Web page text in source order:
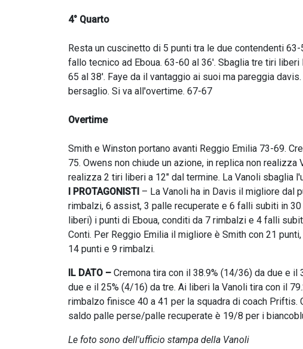
4° Quarto
Resta un cuscinetto di 5 punti tra le due contendenti
fallo tecnico ad Eboua. 63-60 al 36'. Sbaglia tre tiri
65 al 38'. Faye da il vantaggio ai suoi ma pareggia
bersaglio. Si va all'overtime. 67-67
Overtime
Smith e Winston portano avanti Reggio Emilia 73-69.
75. Owens non chiude un azione, in replica non
realizza 2 tiri liberi a 12" dal termine. La Vanoli sbaglia
I PROTAGONISTI – La Vanoli ha in Davis il migliore dal
rimbalzi, 6 assist, 3 palle recuperate e 6 falli subiti in
liberi) i punti di Eboua, conditi da 7 rimbalzi e 4 falli
Conti. Per Reggio Emilia il migliore è Smith con 21
14 punti e 9 rimbalzi.
IL DATO – Cremona tira con il 38.9% (14/36) da due e
due e il 25% (4/16) da tre. Ai liberi la Vanoli tira con il
rimbalzo finisce 40 a 41 per la squadra di coach Priftis.
saldo palle perse/palle recuperate è 19/8 per i
Le foto sono dell'ufficio stampa della Vanoli